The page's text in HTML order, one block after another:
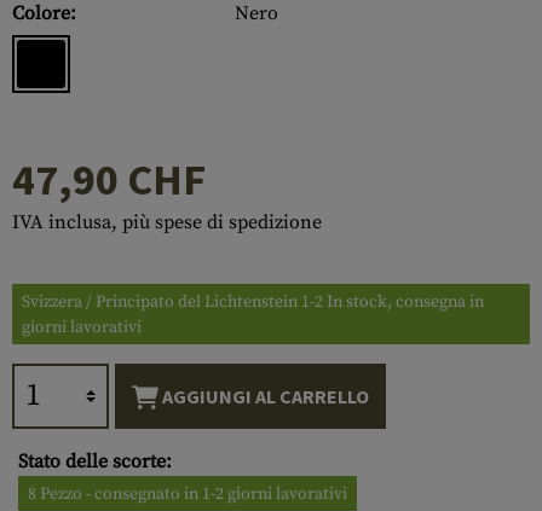
Colore:
Nero
47,90 CHF
IVA inclusa, più spese di spedizione
Svizzera / Principato del Lichtenstein 1-2 In stock, consegna in
giorni lavorativi
AGGIUNGI AL CARRELLO
Stato delle scorte:
8 Pezzo - consegnato in 1-2 giorni lavorativi